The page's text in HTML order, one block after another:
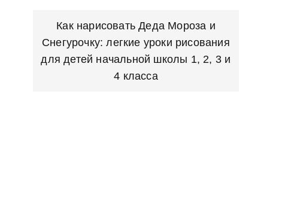
Как нарисовать Деда Мороза и
Снегурочку: легкие уроки рисования
для детей начальной школы 1, 2, 3 и
4 класса